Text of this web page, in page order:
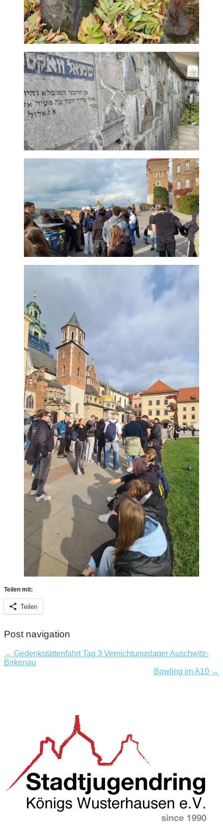
Teilen mit:
Teilen
Post navigation
← Gedenkstättenfahrt Tag 3 Vernichtungslager Auschwitz-
Birkenau
Bowling im A10 →